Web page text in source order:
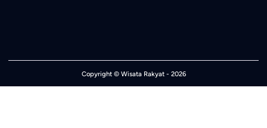
Copyright © Wisata Rakyat- 2026